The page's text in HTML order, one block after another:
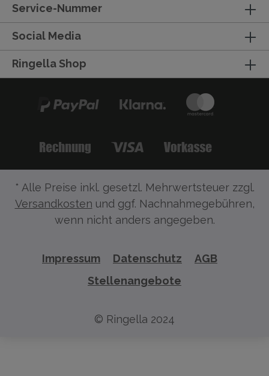
Service-Nummer
Social Media
Ringella Shop
* Alle Preise inkl. gesetzl. Mehrwertsteuer zzgl.
Versandkosten und ggf. Nachnahmegebühren,
wenn nicht anders angegeben.
Impressum Datenschutz
AGB
Stellenangebote
© Ringella 2024